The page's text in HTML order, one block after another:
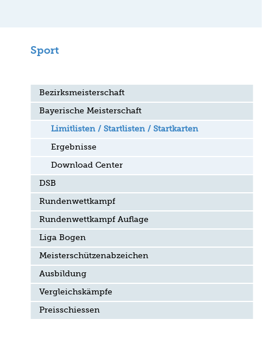
Sport
Bezirksmeisterschaft
Bayerische Meisterschaft
Limitlisten / Startlisten / Startkarten
Ergebnisse
Download Center
DSB
Rundenwettkampf
Rundenwettkampf Auflage
Liga Bogen
Meisterschützenabzeichen
Ausbildung
Vergleichskämpfe
Preisschiessen